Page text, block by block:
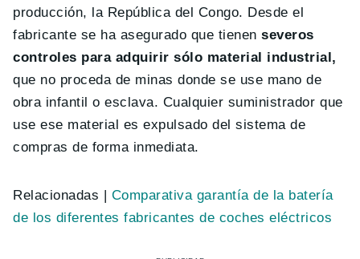
producción, la República del Congo. Desde el
fabricante se ha asegurado que tienenseveros
controles para adquirir sólo material industrial,
que no proceda de minas donde se use mano de
obra infantil o esclava. Cualquier suministrador que
use ese material es expulsado del sistema de
compras de forma inmediata.
Relacionadas | Comparativa garantía de la batería
de los diferentes fabricantes de coches eléctricos